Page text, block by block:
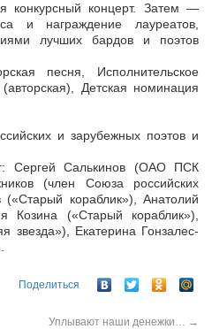
конкурсный концерт. Затем —
и награждение лауреатов,
лучших бардов и поэтов
песня, Исполнительское
Детская номинация
и зарубежных поэтов и
Сергей Салькинов (ОАО ПСК
(член Союза российских
(«Старый кораблик»), Анатолий
Козина («Старый кораблик»),
звезда»), Екатерина Гонзалес-
Поделиться
Уплывают наши денежки… →